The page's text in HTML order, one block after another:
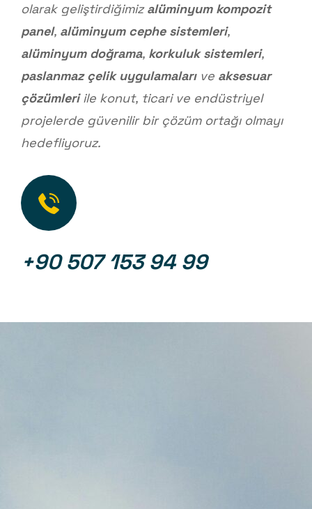
olarak geliştirdiğimizalüminyum kompozit
panel, alüminyum cephe sistemleri,
alüminyum doğrama, korkuluk sistemleri,
paslanmaz çelik uygulamalarıve aksesuar
çözümleriile konut, ticari ve endüstriyel
projelerde güvenilir bir çözüm ortağı olmayı
hedefliyoruz.
+90 507 153 94 99